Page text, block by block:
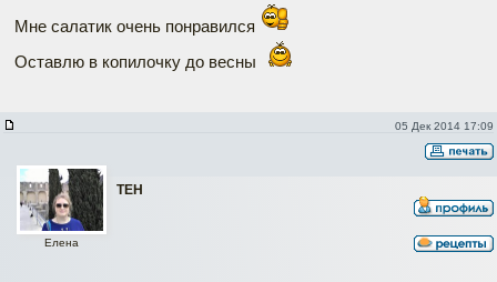
Мне салатик очень понравился
Оставлю в копилочку до весны
05 Дек 2014 17:09
ТЕН
Елена